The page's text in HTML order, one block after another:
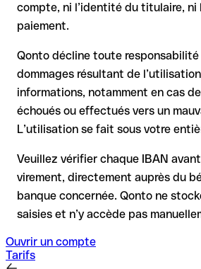
le remboursement n’est pas garanti,
déjà été retirés
pour les virements hors SEPA, la
complexe et peut entraîner des frais
Recommandation: vérifiez
avant un virement (via un outil de
directement auprès du bénéficiaire en
précaution est essentielle, en particulier
élevés ou de nouvelles relations
compte, ni l’identité du titulaire, ni
paiement.
Qonto décline toute responsabilité
dommages résultant de
informations, notamment en cas
échoués ou effectués vers un
L’utilisation se fait sous votre
Veuillez vérifier chaque IBAN
virement, directement auprès du
banque concernée. Qonto ne
saisies et n’y accède pas
Ouvrir un compte
Tarifs